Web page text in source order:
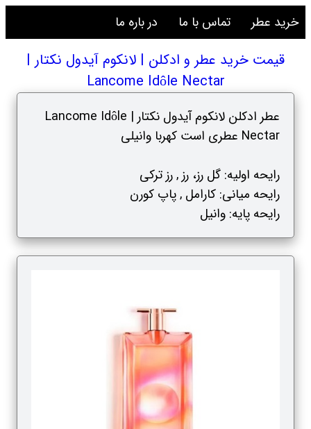
خرید عطر تماس با ما در باره ما
قیمت خرید عطر و ادکلن | لانکوم آیدول نکتار |
Lancome Idôle Nectar
عطر ادکلن لانکوم آیدول نکتار | Lancome Idôle
Nectar عطری است کهربا وانیلی
رایحه اولیه: گل رز، رز , رز ترکی
رایحه میانی: کارامل , پاپ کورن
رایحه پایه: وانیل